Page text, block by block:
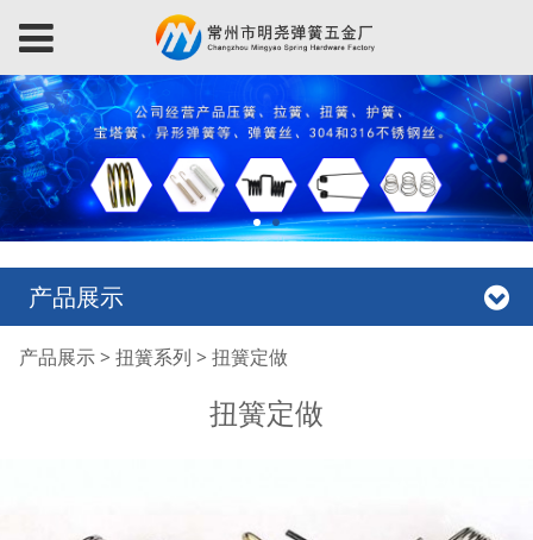
产品展示
扭簧定做
产品展示> 扭簧系列 > 扭簧定做
扭簧定做